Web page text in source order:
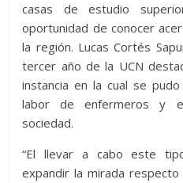
casas de estudio
oportunidad de conocer
la región. Lucas Cortés
tercer año de la UCN
instancia en la cual se
labor de enfermeros y
sociedad.
“El llevar a cabo este
expandir la mirada